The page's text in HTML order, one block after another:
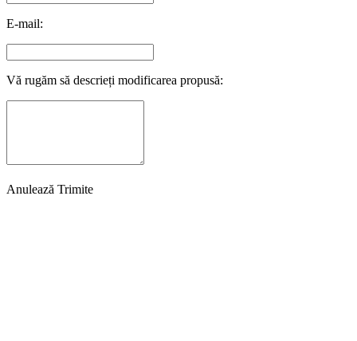
E-mail:
Vă rugăm să descrieți modificarea propusă:
Anulează Trimite